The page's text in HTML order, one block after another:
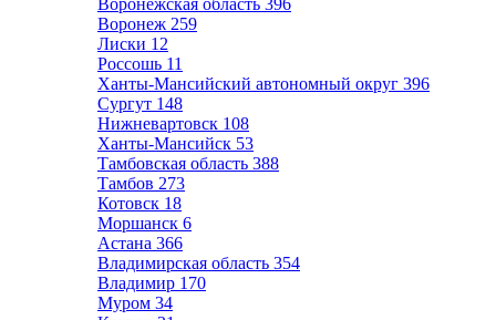
Воронежская область 396
Воронеж 259
Лиски 12
Россошь 11
Ханты-Мансийский автономный округ 396
Сургут 148
Нижневартовск 108
Ханты-Мансийск 53
Тамбовская область 388
Тамбов 273
Котовск 18
Моршанск 6
Астана 366
Владимирская область 354
Владимир 170
Муром 34